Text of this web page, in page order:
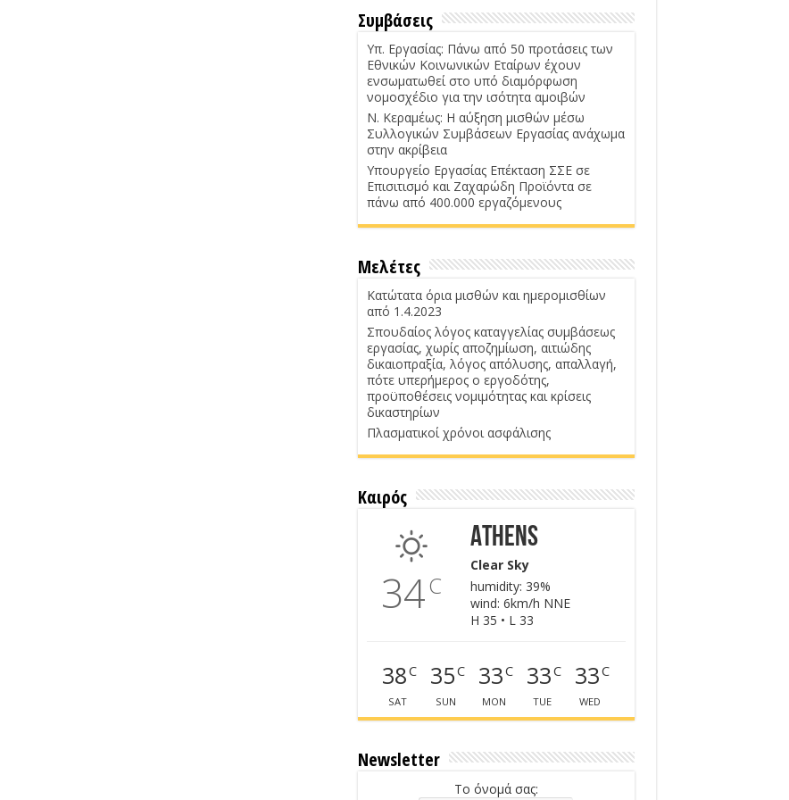
Συμβάσεις
Υπ. Εργασίας: Πάνω από 50 προτάσεις των
Εθνικών Κοινωνικών Εταίρων έχουν
ενσωματωθεί στο υπό διαμόρφωση
νομοσχέδιο για την ισότητα αμοιβών
Ν. Κεραμέως: Η αύξηση μισθών μέσω
Συλλογικών Συμβάσεων Εργασίας ανάχωμα
στην ακρίβεια
Υπουργείο Εργασίας Επέκταση ΣΣΕ σε
Επισιτισμό και Ζαχαρώδη Προϊόντα σε
πάνω από 400.000 εργαζόμενους
Μελέτες
Κατώτατα όρια μισθών και ημερομισθίων
από 1.4.2023
Σπουδαίος λόγος καταγγελίας συμβάσεως
εργασίας, χωρίς αποζημίωση, αιτιώδης
δικαιοπραξία, λόγος απόλυσης, απαλλαγή,
πότε υπερήμερος ο εργοδότης,
προϋποθέσεις νομιμότητας και κρίσεις
δικαστηρίων
Πλασματικοί χρόνοι ασφάλισης
Καιρός
34C
Athens
Clear Sky
humidity: 39%
wind: 6km/h NNE
H 35 • L 33
38C
SAT
35C
SUN
33C
MON
33C
TUE
33C
WED
Newsletter
Το όνομά σας: